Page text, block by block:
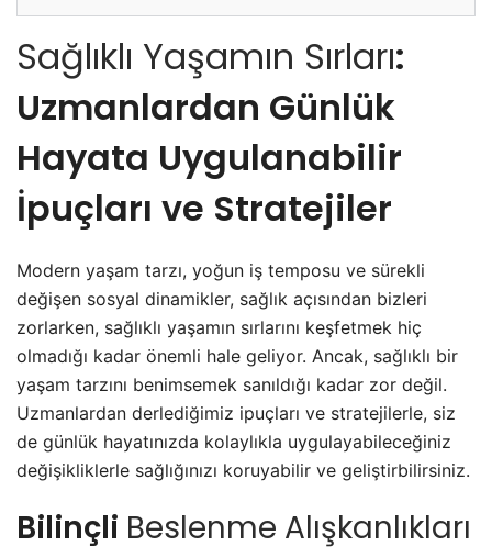
Sağlıklı Yaşamın Sırları:
Uzmanlardan Günlük
Hayata Uygulanabilir
İpuçları ve Stratejiler
Modern yaşam tarzı, yoğun iş temposu ve sürekli
değişen sosyal dinamikler, sağlık açısından bizleri
zorlarken, sağlıklı yaşamın sırlarını keşfetmek hiç
olmadığı kadar önemli hale geliyor. Ancak, sağlıklı bir
yaşam tarzını benimsemek sanıldığı kadar zor değil.
Uzmanlardan derlediğimiz ipuçları ve stratejilerle, siz
de günlük hayatınızda kolaylıkla uygulayabileceğiniz
değişikliklerle sağlığınızı koruyabilir ve geliştirbilirsiniz.
Bilinçli Beslenme Alışkanlıkları